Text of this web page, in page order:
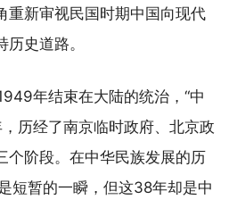
重新审视民国时期中国向现代
史道路。
年结束在大陆的统治，“中
历经了南京临时政府、北京政
个阶段。在中华民族发展的历
短暂的一瞬，但这38年却是中